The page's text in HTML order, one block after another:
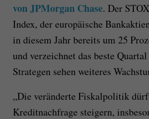
von JPMorgan Chase. Der
Index, der europäische
in diesem Jahr bereits um 25
und verzeichnet das beste
Strategen sehen weiteres
„Die veränderte Fiskalpolitik
Kreditnachfrage steigern,